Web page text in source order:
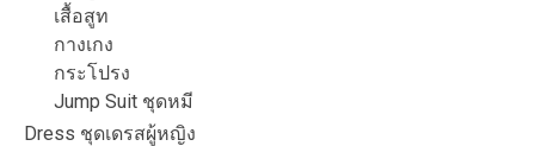
เสื้อสูท
กางเกง
กระโปรง
Jump Suit ชุดหมี
Dress ชุดเดรสผู้หญิง